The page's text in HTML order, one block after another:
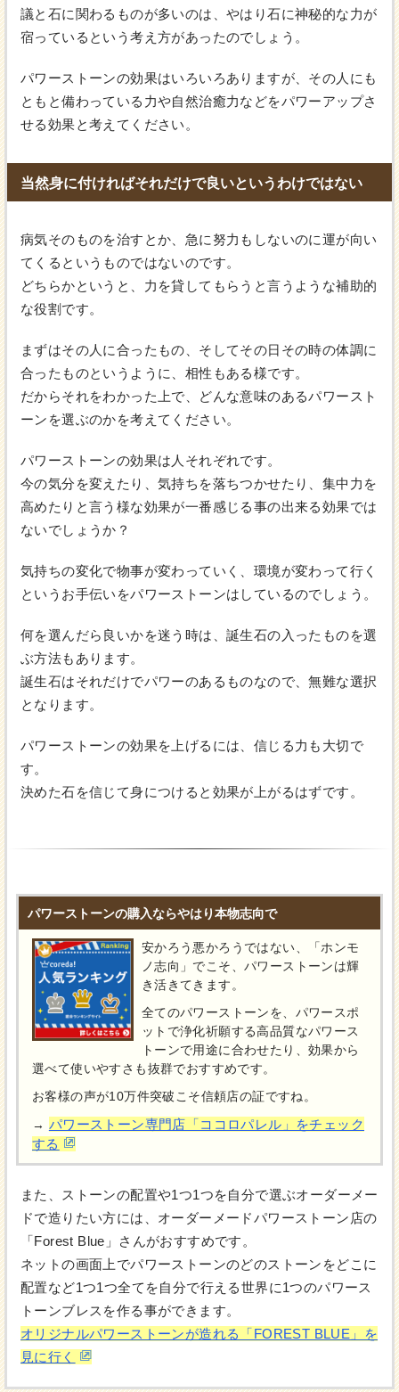
議と石に関わるものが多いのは、やはり石に神秘的な力が
宿っているという考え方があったのでしょう。
パワーストーンの効果はいろいろありますが、その人にも
ともと備わっている力や自然治癒力などをパワーアップさ
せる効果と考えてください。
当然身に付ければそれだけで良いというわけではない
病気そのものを治すとか、急に努力もしないのに運が向い
てくるというものではないのです。
どちらかというと、力を貸してもらうと言うような補助的
な役割です。
まずはその人に合ったもの、そしてその日その時の体調に
合ったものというように、相性もある様です。
だからそれをわかった上で、どんな意味のあるパワースト
ーンを選ぶのかを考えてください。
パワーストーンの効果は人それぞれです。
今の気分を変えたり、気持ちを落ちつかせたり、集中力を
高めたりと言う様な効果が一番感じる事の出来る効果では
ないでしょうか？
気持ちの変化で物事が変わっていく、環境が変わって行く
というお手伝いをパワーストーンはしているのでしょう。
何を選んだら良いかを迷う時は、誕生石の入ったものを選
ぶ方法もあります。
誕生石はそれだけでパワーのあるものなので、無難な選択
となります。
パワーストーンの効果を上げるには、信じる力も大切で
す。
決めた石を信じて身につけると効果が上がるはずです。
パワーストーンの購入ならやはり本物志向で
安かろう悪かろうではない、「ホンモ
ノ志向」でこそ、パワーストーンは輝
き活きてきます。
全てのパワーストーンを、パワースポ
ットで浄化祈願する高品質なパワース
トーンで用途に合わせたり、効果から
選べて使いやすさも抜群でおすすめです。
お客様の声が10万件突破こそ信頼店の証ですね。
→ パワーストーン専門店「ココロパレル」をチェック
する
また、ストーンの配置や1つ1つを自分で選ぶオーダーメー
ドで造りたい方には、オーダーメードパワーストーン店の
「Forest Blue」さんがおすすめです。
ネットの画面上でパワーストーンのどのストーンをどこに
配置など1つ1つ全てを自分で行える世界に1つのパワース
トーンブレスを作る事ができます。
オリジナルパワーストーンが造れる「FOREST BLUE」を
見に行く